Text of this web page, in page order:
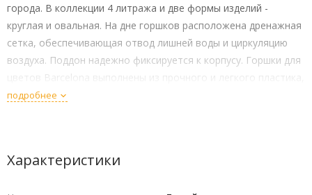
города. В коллекции 4 литража и две формы изделий -
круглая и овальная. На дне горшков расположена дренажная
сетка, обеспечивающая отвод лишней воды и циркуляцию
воздуха. Поддон надежно фиксируется к корпусу. Горшки для
цветов Barcelona выполнены из прочного и легкого пластика,
толстые стенки не деформируются и не выгорают на солнце.
подробнее
Характеристики